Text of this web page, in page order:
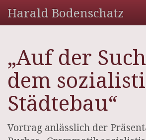
Harald Bodenschatz
„Auf der
dem
Städtebau“
Vortrag anlässlich der